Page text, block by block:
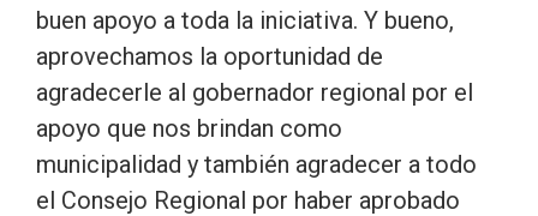
buen apoyo a toda la iniciativa. Y bueno,
aprovechamos la oportunidad de
agradecerle al gobernador regional por el
apoyo que nos brindan como
municipalidad y también agradecer a todo
el Consejo Regional por haber aprobado